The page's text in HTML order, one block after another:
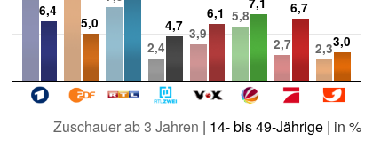
2,4
3,9
5,8
2,7
2,3
6,4
5,0 4,7
6,1
7,1 6,7
3,0
Zuschauer ab 3 Jahren | 14- bis 49-Jährige| in %